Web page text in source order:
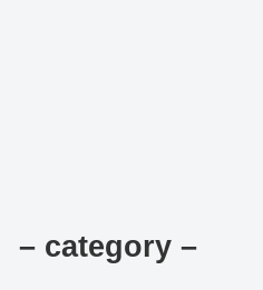
– category –